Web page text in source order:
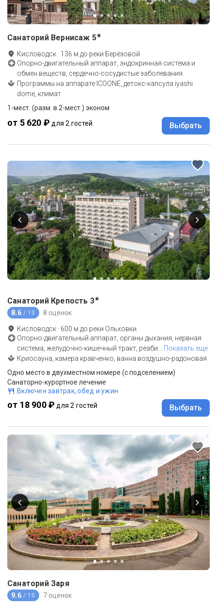
Санаторий Вернисаж 5★
Кисловодск · 136 м до реки Берёзовой
Опорно-двигательный аппарат, эндокринная система и
обмен веществ, сердечно-сосудистые заболевания
Программы на аппарате ICOONE, детокс-капсула iyashi
dome, климат
1-мест. (разм. в 2-мест.) эконом
от 5 620 ₽ для 2 гостей Выбрать
Санаторий Крепость 3★
8.6 / 10 8 оценок
Кисловодск · 600 м до реки Ольховки
Опорно-двигательный аппарат, органы дыхания, нервная
система, желудочно-кишечный тракт, реаби… Показать еще
Криосауна, камера кравченко, ванна воздушно-радоновая
Одно место в двухместном номере (с подселением)
Санаторно-курортное лечение
Включен завтрак, обед и ужин
от 18 900 ₽ для 2 гостей Выбрать
Санаторий Заря
9.6 / 10 7 оценок